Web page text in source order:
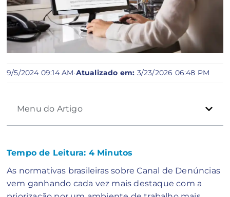
9/5/2024 09:14 AM·Atualizado em: 3/23/2026 06:48 PM
Menu do Artigo
Tempo de Leitura: 4 Minutos
As normativas brasileiras sobre Canal de Denúncias
vem ganhando cada vez mais destaque com a